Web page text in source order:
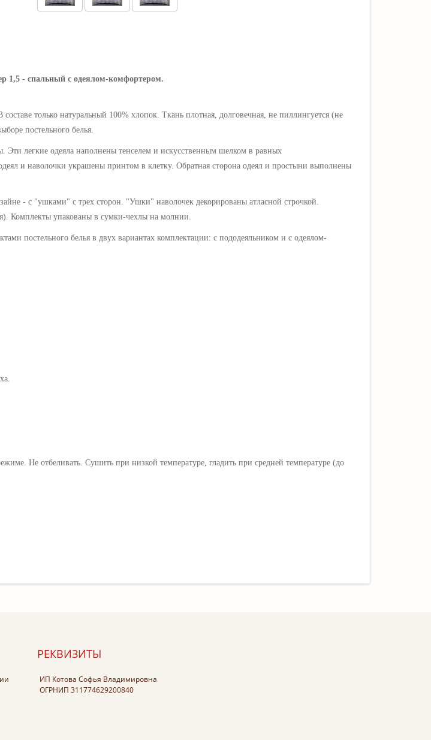
1,5 - спальный с одеялом-комфортером.
только натуральный 100% хлопок. Ткань плотная, долговечная, не пиллингуется (не
постельного белья.
Эти легкие одеяла наполнены тенселем и искусственным шелком в равных
и наволочки украшены принтом в клетку. Обратная сторона одеял и простыни выполнены
- с "ушками" с трех сторон . "Ушки" наволочек декорированы атласной строчкой.
Комплекты упакованы в сумки-чехлы на молнии.
постельного белья в двух вариантах комплектации: с пододеяльником и с одеялом-
Не отбеливать. Сушить при низкой температуре, гладить при средней температуре (до
РЕКВИЗИТЫ
ИП Котова Софья Владимировна
ОГРНИП 311774629200840